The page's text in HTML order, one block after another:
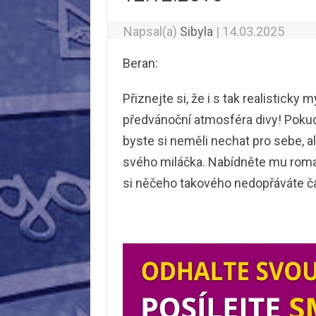
Napsal(a) Sibyla | 14.03.2025
Beran:
Přiznejte si, že i s tak realisticky
předvánoční atmosféra divy!
byste si neměli nechat pro sebe,
svého miláčka. Nabídněte mu
si něčeho takového nedopřáváte